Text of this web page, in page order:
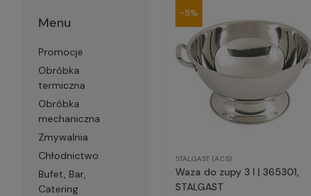
Menu
Promocje
Obróbka
termiczna
Obróbka
mechaniczna
Zmywalnia
Chłodnictwo
Bufet, Bar,
Catering
STALGAST (ACS)
Waza do zupy 3 l | 365301,
STALGAST
-5%